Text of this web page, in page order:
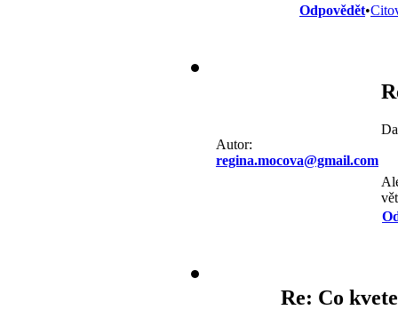
Odpovědět•
Autor:
regina.mocova@gmail.com
Re: Co